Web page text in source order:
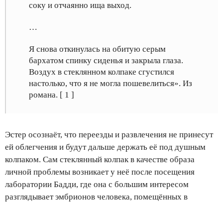
соку и отчаянно ища выход.
…
Я снова откинулась на обитую серым
бархатом спинку сиденья и закрыла глаза.
Воздух в стеклянном колпаке сгустился
настолько, что я не могла пошевелиться». Из
романа. [ 1 ]
Эстер осознаёт, что переезды и развлечения не принесут
ей облегчения и будут дальше держать её под душным
колпаком. Сам стеклянный колпак в качестве образа
личной проблемы возникает у неё после посещения
лаборатории Бадди, где она с большим интересом
разглядывает эмбрионов человека, помещённых в